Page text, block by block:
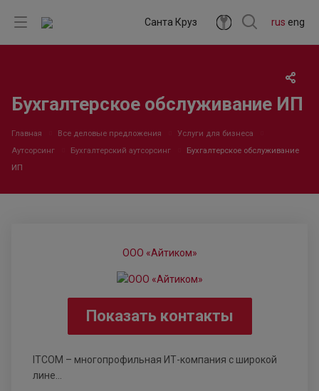
rus eng
Санта Круз
Бухгалтерское обслуживание ИП
Главная Все деловые предложения
Услуги для бизнеса
Аутсорсинг
Бухгалтерский аутсорсинг
Бухгалтерское обслуживание
ИП
ООО «Айтиком»
Показать контакты
ITCOM – многопрофильная ИТ-компания с широкой
лине...